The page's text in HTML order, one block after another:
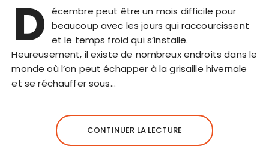
D écembre peut être un mois difficile pour
beaucoup avec les jours qui raccourcissent
et le temps froid qui s’installe.
Heureusement, il existe de nombreux endroits dans le
monde où l’on peut échapper à la grisaille hivernale
et se réchauffer sous…
CONTINUER LA LECTURE